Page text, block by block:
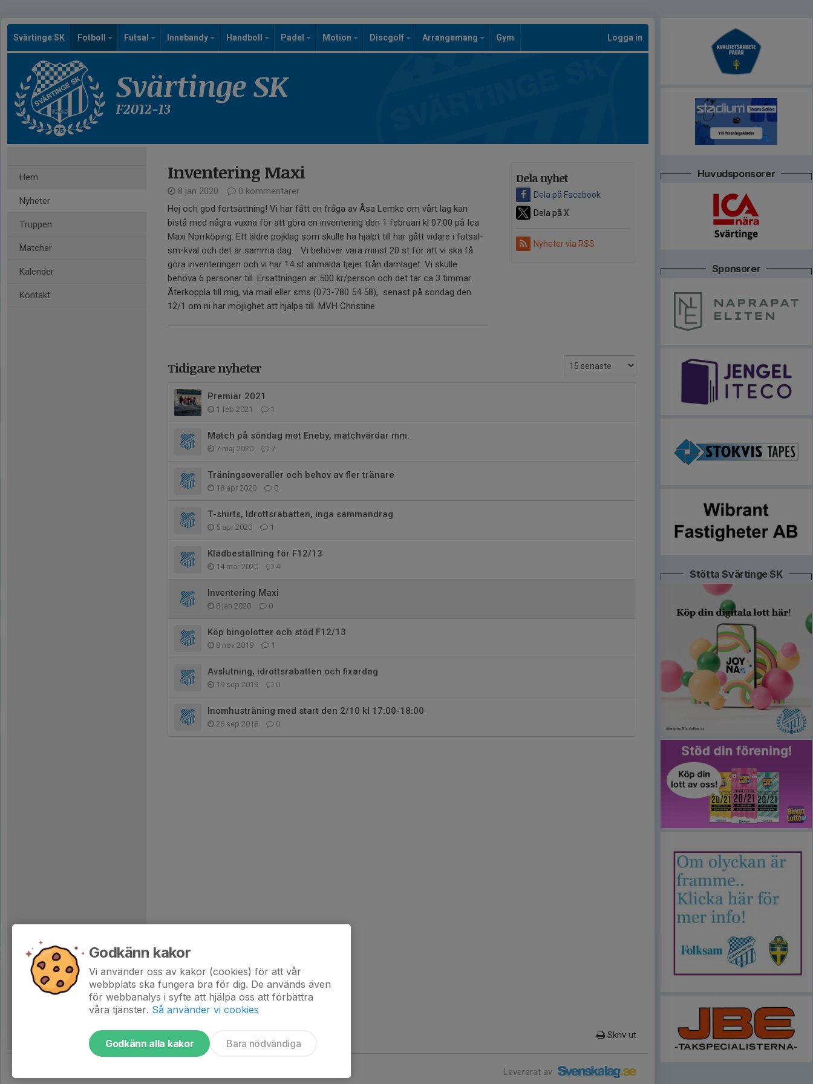
Svärtinge SK Fotboll Futsal Innebandy Handboll Padel Motion Discgolf Arrangemang Gym Logga in
Svärtinge SK
F2012-13
Hem
Nyheter
Truppen
Matcher
Kalender
Kontakt
Dela nyhet
Dela på Facebook
Dela på X
Nyheter via RSS
Inventering Maxi
8 jan 2020
0 kommentarer
Hej och god fortsättning! Vi har fått en fråga av Åsa Lemke om vårt lag kan
bistå med några vuxna för att göra en inventering den 1 februari kl 07.00 på Ica
Maxi Norrköping. Ett äldre pojklag som skulle ha hjälpt till har gått vidare i futsal-
sm-kval och det är samma dag. Vi behöver vara minst 20 st för att vi ska få
göra inventeringen och vi har 14 st anmälda tjejer från damlaget. Vi skulle
behöva 6 personer till. Ersättningen är 500 kr/person och det tar ca 3 timmar.
Återkoppla till mig, via mail eller sms (073-780 54 58), senast på söndag den
12/1 om ni har möjlighet att hjälpa till. MVH Christine
Tidigare nyheter
Premiär 2021
1 feb 2021 1
Match på söndag mot Eneby, matchvärdar mm.
7 maj 2020 7
Träningsoveraller och behov av fler tränare
18 apr 2020 0
T-shirts, Idrottsrabatten, inga sammandrag
5 apr 2020 1
Klädbeställning för F12/13
14 mar 2020 4
Inventering Maxi
8 jan 2020 0
Köp bingolotter och stöd F12/13
8 nov 2019 1
Avslutning, idrottsrabatten och fixardag
19 sep 2019 0
Inomhusträning med start den 2/10 kl 17:00-18:00
26 sep 2018 0
Skriv ut
Levererat av
Huvudsponsorer
Sponsorer
Stötta Svärtinge SK
Godkänn kakor
Vi använder oss av kakor (cookies) för att vår
webbplats ska fungera bra för dig. De används även
för webbanalys i syfte att hjälpa oss att förbättra
våra tjänster. Så använder vi cookies
Godkänn alla kakor Bara nödvändiga